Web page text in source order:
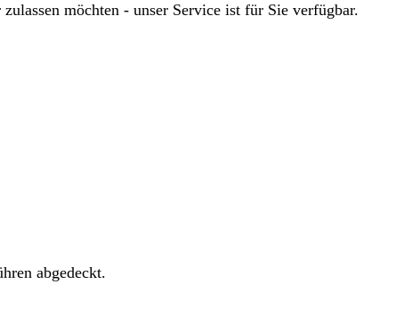
möchten - unser Service ist für Sie verfügbar.
abgedeckt.